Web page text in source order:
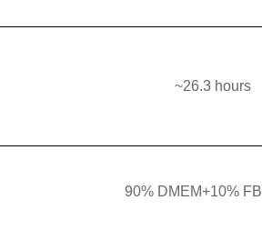
~26.3 hours
90% DMEM+10%